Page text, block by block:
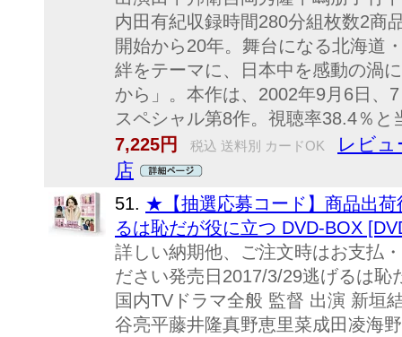
内田有紀収録時間280分組枚数2商
開始から20年。舞台になる北海道
絆をテーマに、日本中を感動の渦
から」。本作は、2002年9月6日、
スペシャル第8作。視聴率38.4％と
7,225円
税込 送料別 カードOK
レビュ
店
51. ★【抽選応募コード】商品出
るは恥だが役に立つ DVD-BOX
詳しい納期他、ご注文時はお支払
ださい発売日2017/3/29逃げるは
国内TVドラマ全般 監督 出演 新垣
谷亮平藤井隆真野恵里菜成田凌海